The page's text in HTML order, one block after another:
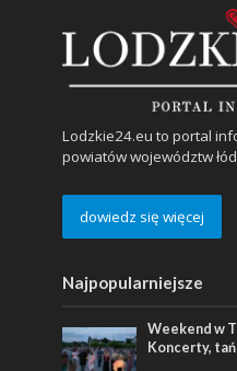
Lodzkie24.eu to portal
powiatów województw
dowiedz się więcej
Najpopularniejsze
Weekend w
Koncerty,